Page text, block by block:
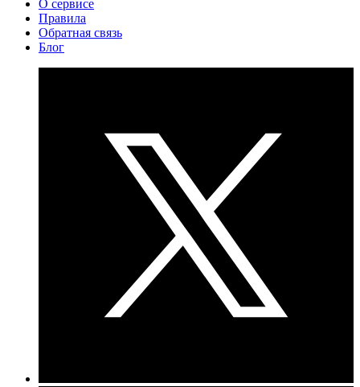
О сервисе
Правила
Обратная связь
Блог